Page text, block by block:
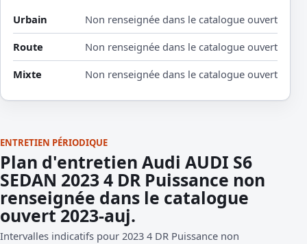
Urbain
Non renseignée dans le catalogue ouvert
Route
Non renseignée dans le catalogue ouvert
Mixte
Non renseignée dans le catalogue ouvert
ENTRETIEN PÉRIODIQUE
Plan d'entretien Audi AUDI S6
SEDAN 2023 4 DR Puissance non
renseignée dans le catalogue
ouvert 2023-auj.
Intervalles indicatifs pour 2023 4 DR Puissance non